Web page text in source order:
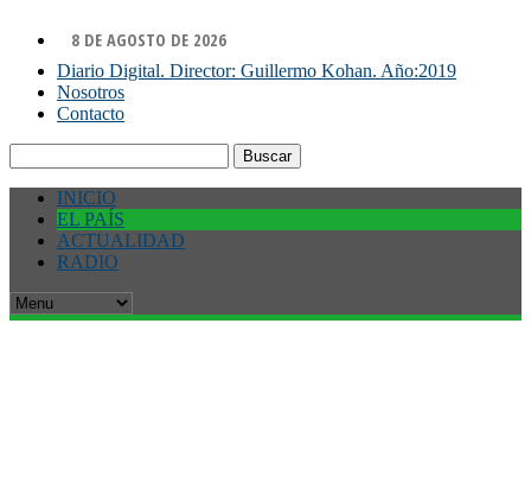
8 DE AGOSTO DE 2026
Diario Digital. Director: Guillermo Kohan. Año:2019
Nosotros
Contacto
INICIO
EL PAÍS
ACTUALIDAD
RADIO